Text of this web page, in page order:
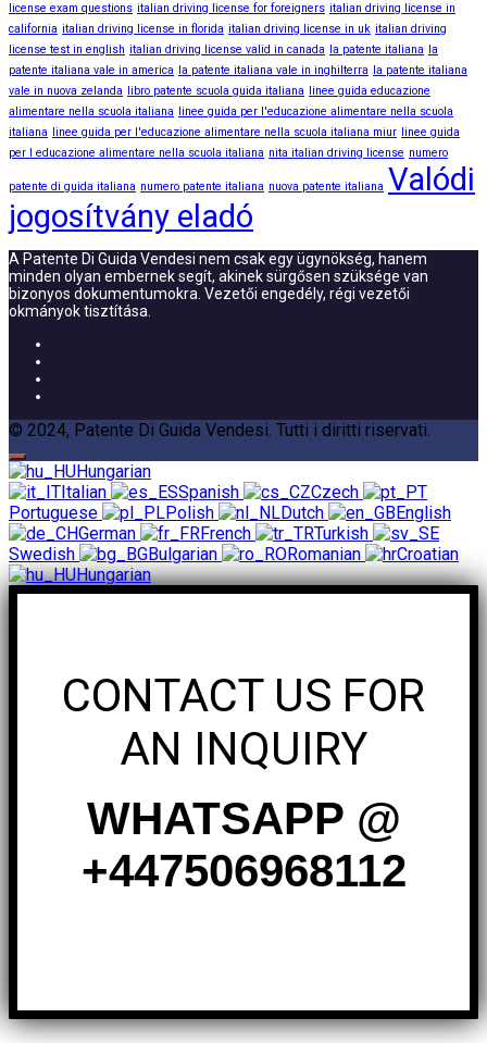
license exam questions italian driving license for foreigners italian driving license in
california italian driving license in florida italian driving license in uk italian driving
license test in english italian driving license valid in canada la patente italiana
la
patente italiana vale in america
la patente italiana vale in inghilterra
la patente italiana
vale in nuova zelanda
libro patente scuola guida italiana
linee guida educazione
alimentare nella scuola italiana
linee guida per l'educazione alimentare nella scuola
italiana
linee guida per l'educazione alimentare nella scuola italiana miur linee guida
per l educazione alimentare nella scuola italiana nita italian driving license numero
patente di guida italiana numero patente italiana nuova patente italiana Valódi
jogosítvány eladó
A Patente Di Guida Vendesi nem csak egy ügynökség, hanem
minden olyan embernek segít, akinek sürgősen szüksége van
bizonyos dokumentumokra. Vezetői engedély, régi vezetői
okmányok tisztítása.
© 2024, Patente Di Guida Vendesi. Tutti i diritti riservati.
Hungarian
Italian
Spanish
Czech
Portuguese
Polish Dutch
English
German
French
Turkish
Swedish
Bulgarian Romanian
Croatian
Hungarian
CONTACT US FOR
AN INQUIRY
WHATSAPP @
+447506968112